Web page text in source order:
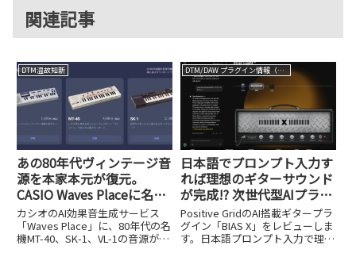
関連記事
DTM温故知新
あの80年代ヴィンテージ音
源を本家本元が復元。
CASIO Waves Placeに名機
MT-40、SK-1、VL-1の音源
が買い切りで登場！
カシオのAI効果音生成サービス
「Waves Place」に、80年代の名
機MT-40、SK-1、VL-1の音源が本
DTM/DAW プラグイン情報（VST AU AAX）
日本語でプロンプト入力す
れば理想のギターサウンド
が完成!? 次世代型AIプラグ
イン、Positive Grid「BIAS
X」。3/31まで18,120円
Positive GridのAI搭載ギタープラ
グイン「BIAS X」をレビューしま
す。日本語プロンプト入力で理想